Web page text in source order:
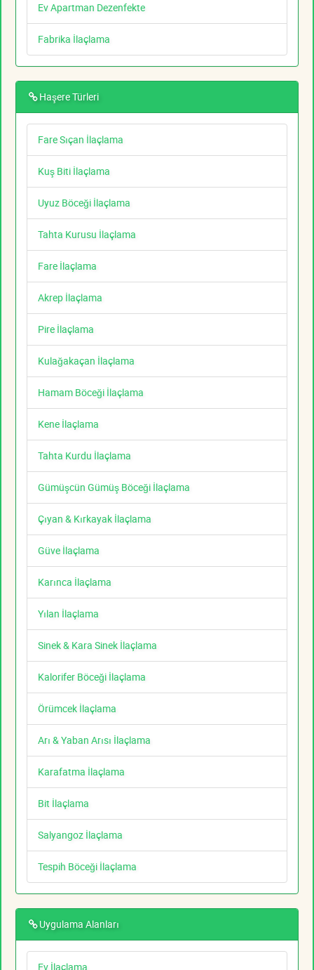
Ev Apartman Dezenfekte
Fabrika İlaçlama
Haşere Türleri
Fare Sıçan İlaçlama
Kuş Biti İlaçlama
Uyuz Böceği İlaçlama
Tahta Kurusu İlaçlama
Fare İlaçlama
Akrep İlaçlama
Pire İlaçlama
Kulağakaçan İlaçlama
Hamam Böceği İlaçlama
Kene İlaçlama
Tahta Kurdu İlaçlama
Gümüşcün Gümüş Böceği İlaçlama
Çıyan & Kırkayak İlaçlama
Güve İlaçlama
Karınca İlaçlama
Yılan İlaçlama
Sinek & Kara Sinek İlaçlama
Kalorifer Böceği İlaçlama
Örümcek İlaçlama
Arı & Yaban Arısı İlaçlama
Karafatma İlaçlama
Bit İlaçlama
Salyangoz İlaçlama
Tespih Böceği İlaçlama
Uygulama Alanları
Ev İlaçlama